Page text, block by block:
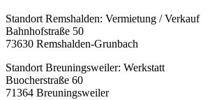
Standort Remshalden: Vermietung / Verkauf
Bahnhofstraße 50
73630 Remshalden-Grunbach
Standort Breuningsweiler: Werkstatt
Buocherstraße 60
71364 Breuningsweiler